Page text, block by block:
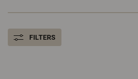
FILTERS